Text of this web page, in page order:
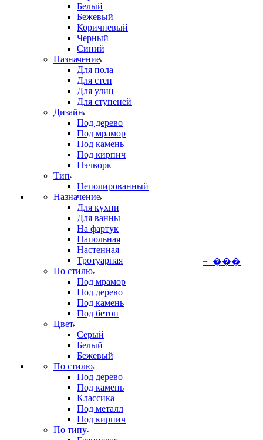
Белый
Бежевый
Коричневый
Черный
Синий
Назначение
Для пола
Для стен
Для улиц
Для ступеней
Дизайн
Под дерево
Под мрамор
Под камень
Под кирпич
Пэчворк
Тип
Неполированный
Назначение
Для кухни
Для ванны
На фартук
Напольная
Настенная
Тротуарная
По стилю
Под мрамор
Под дерево
Под камень
Под бетон
Цвет
Серый
Белый
Бежевый
По стилю
Под дерево
Под камень
Классика
Под металл
Под кирпич
По типу
+ ���